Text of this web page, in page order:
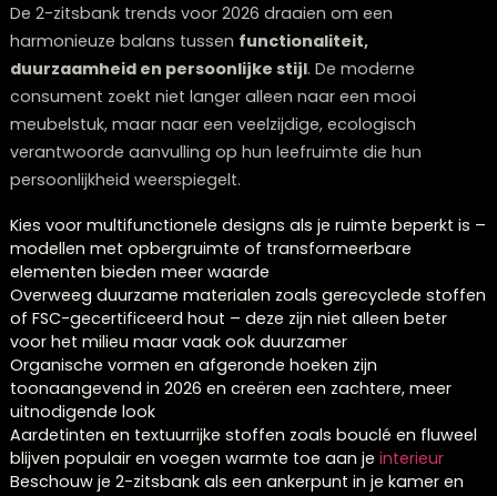
Gebruiksdoel Accent meubel,
slaapkamer, kleine
ruimtes
Primair
De loveseat heeft historisch gezien een romantische
connotatie – het werd oorspronkelijk ontworpen voor
stellen om dicht bij elkaar te zitten, vandaar de naam.
2-zitsbank daarentegen is meer ontworpen met
voor twee personen in gedachten, met wat meer
tussen de zitplaatsen.
In termen van design en stijl zijn loveseats vaak wat
sierlijker en kunnen ze fungeren als accent meubels in
kamer, terwijl 2-zitsbanken meestal meer worden
als primair zitmeubel. Loveseats worden ook vaak
in slaapkamers of als aanvulling op een grotere bank
een woonkamer set.